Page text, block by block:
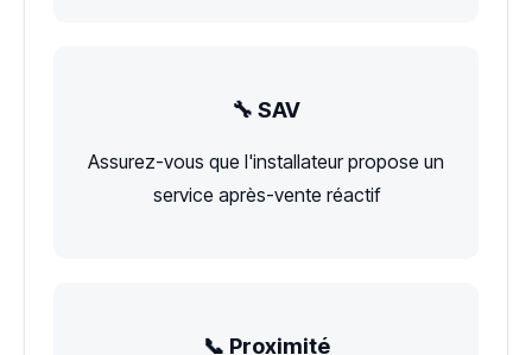
🔧 SAV
Assurez-vous que l'installateur propose un
service après-vente réactif
📞 Proximité